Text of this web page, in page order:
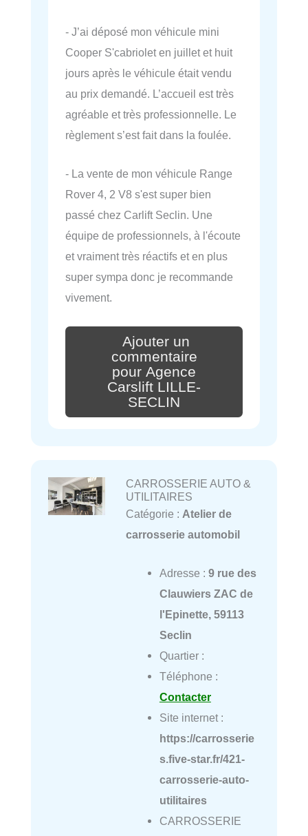
- J’ai déposé mon véhicule mini
Cooper S'cabriolet en juillet et huit
jours après le véhicule était vendu
au prix demandé. L’accueil est très
agréable et très professionnelle. Le
règlement s’est fait dans la foulée.
- La vente de mon véhicule Range
Rover 4, 2 V8 s'est super bien
passé chez Carlift Seclin. Une
équipe de professionnels, à l'écoute
et vraiment très réactifs et en plus
super sympa donc je recommande
vivement.
Ajouter un
commentaire
pour Agence
Carslift LILLE-
SECLIN
CARROSSERIE AUTO &
UTILITAIRES
Catégorie : Atelier de
carrosserie automobil
Adresse : 9 rue des
Clauwiers ZAC de
l'Epinette, 59113
Seclin
Quartier :
Téléphone :
Contacter
Site internet :
https://carrosserie
s.five-star.fr/421-
carrosserie-auto-
utilitaires
CARROSSERIE